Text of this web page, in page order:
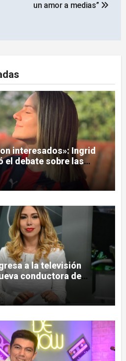
un amor a medias”
interesados»: Ingrid
el debate sobre las
a la televisión
conductora de